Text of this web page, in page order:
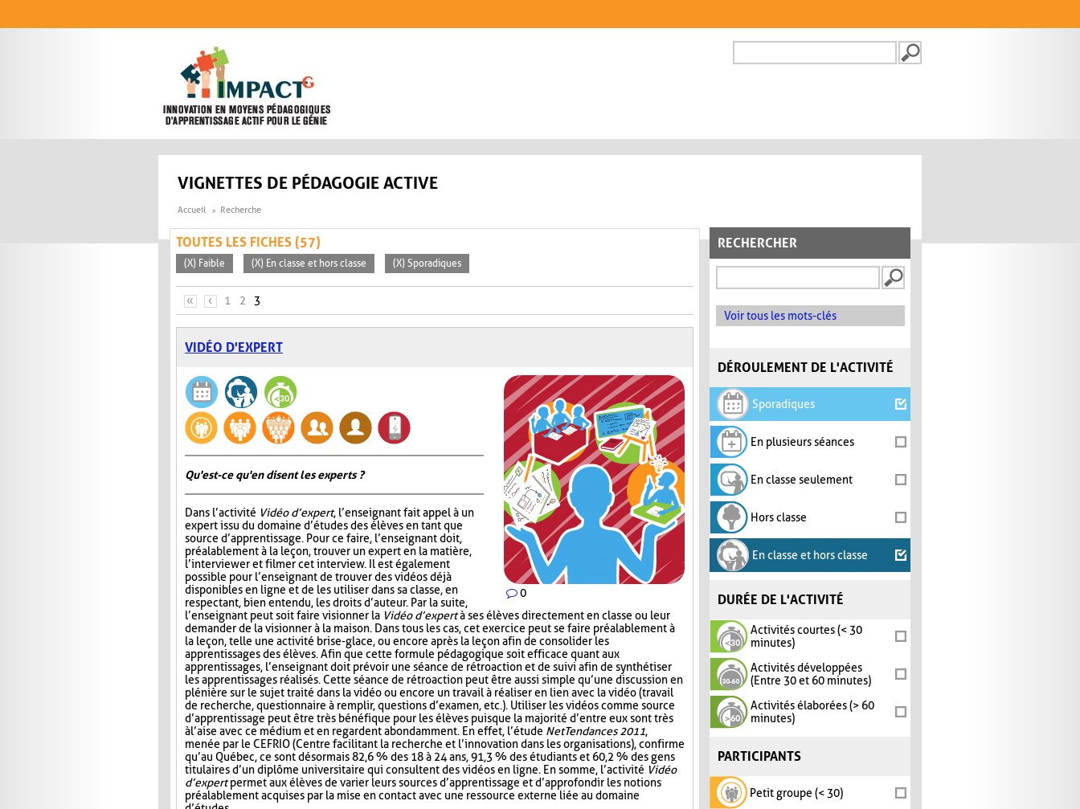
FORMULAIRE DE
VIGNETTES DE PÉDAGOGIE ACTIVE
Accueil Recherche
RECHERCHER
Voir tous les mots-clés
DÉROULEMENT DE L'ACTIVITÉ
Sporadiques
En plusieurs séances
En classe seulement
Hors classe
En classe et hors classe
DURÉE DE L'ACTIVITÉ
Activités courtes (< 30
minutes)
Activités développées
(Entre 30 et 60 minutes)
Activités élaborées (> 60
minutes)
PARTICIPANTS
Petit groupe (< 30)
TOUTES LES FICHES (57)
(X) Faible (X) En classe et hors classe (X) Sporadiques
PAGES
« ‹ 1 2 3
VIDÉO D'EXPERT
0
Qu'est-ce qu'en disent les experts ?
Dans l’activité Vidéo d’expert, l’enseignant fait appel à un
expert issu du domaine d’études des élèves en tant que
source d’apprentissage. Pour ce faire, l’enseignant doit,
préalablement à la leçon, trouver un expert en la matière,
l’interviewer et filmer cet interview. Il est également
possible pour l’enseignant de trouver des vidéos déjà
disponibles en ligne et de les utiliser dans sa classe, en
respectant, bien entendu, les droits d’auteur. Par la suite,
l’enseignant peut soit faire visionner la Vidéo d’expertà ses élèves directement en classe ou leur
demander de la visionner à la maison. Dans tous les cas, cet exercice peut se faire préalablement à
la leçon, telle une activité brise-glace, ou encore après la leçon afin de consolider les
apprentissages des élèves. Afin que cette formule pédagogique soit efficace quant aux
apprentissages, l’enseignant doit prévoir une séance de rétroaction et de suivi afin de synthétiser
les apprentissages réalisés. Cette séance de rétroaction peut être aussi simple qu’une discussion en
plénière sur le sujet traité dans la vidéo ou encore un travail à réaliser en lien avec la vidéo (travail
de recherche, questionnaire à remplir, questions d’examen, etc.). Utiliser les vidéos comme source
d’apprentissage peut être très bénéfique pour les élèves puisque la majorité d’entre eux sont très
à l’aise avec ce médium et en regardent abondamment. En effet, l’étude NetTendances 2011,
menée par le CEFRIO (Centre facilitant la recherche et l’innovation dans les organisations), confirme
qu’au Québec, ce sont désormais 82,6 % des 18 à 24 ans, 91,3 % des étudiants et 60,2 % des gens
titulaires d’un diplôme universitaire qui consultent des vidéos en ligne. En somme, l’activité Vidéo
d’expertpermet aux élèves de varier leurs sources d’apprentissage et d’approfondir les notions
préalablement acquises par la mise en contact avec une ressource externe liée au domaine